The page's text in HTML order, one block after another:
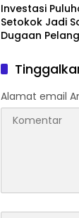
Investasi
Setokok Jadi
Dugaan
Mencuat
Alamat email